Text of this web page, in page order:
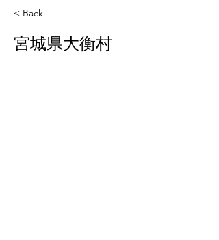
< Back
宮城県大衡村